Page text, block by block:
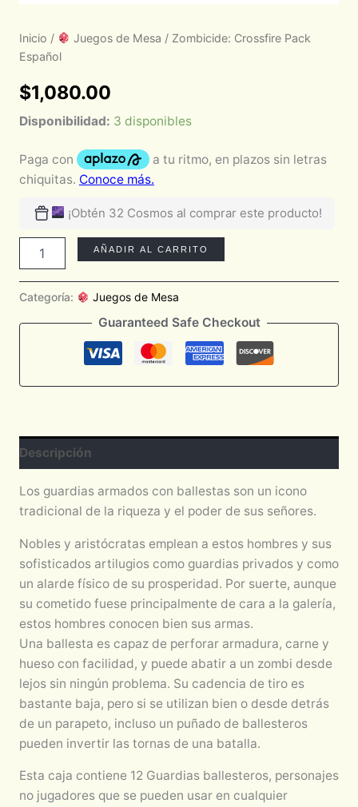
Inicio / Juegos de Mesa / Zombicide: Crossfire Pack
Español
$1,080.00
Disponibilidad: 3 disponibles
¡Obtén 32 Cosmos al comprar este producto!
AÑADIR AL CARRITO
Categoría: Juegos de Mesa
Guaranteed Safe Checkout
Descripción
Los guardias armados con ballestas son un icono
tradicional de la riqueza y el poder de sus señores.
Nobles y aristócratas emplean a estos hombres y sus
sofisticados artilugios como guardias privados y como
un alarde físico de su prosperidad. Por suerte, aunque
su cometido fuese principalmente de cara a la galería,
estos hombres conocen bien sus armas.
Una ballesta es capaz de perforar armadura, carne y
hueso con facilidad, y puede abatir a un zombi desde
lejos sin ningún problema. Su cadencia de tiro es
bastante baja, pero si se utilizan bien o desde detrás
de un parapeto, incluso un puñado de ballesteros
pueden invertir las tornas de una batalla.
Esta caja contiene 12 Guardias ballesteros, personajes
no jugadores que se pueden usar en cualquier